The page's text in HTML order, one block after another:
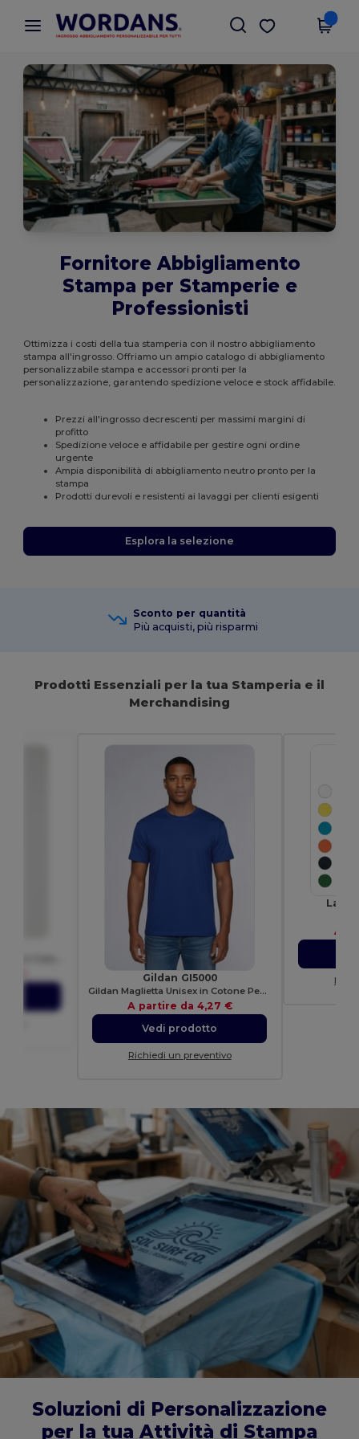
× App Wordans
Prezzi migliori sull'app!
Scarica app
Fornitore Abbigliamento
Stampa per Stamperie e
Professionisti
Ottimizza i costi della tua stamperia con il nostro abbigliamento
stampa all'ingrosso. Offriamo un ampio catalogo di abbigliamento
personalizzabile stampa e accessori pronti per la
personalizzazione, garantendo spedizione veloce e stock affidabile.
Prezzi all'ingrosso decrescenti per massimi margini di
profitto
Spedizione veloce e affidabile per gestire ogni ordine
urgente
Ampia disponibilità di abbigliamento neutro pronto per la
stampa
Prodotti durevoli e resistenti ai lavaggi per clienti esigenti
Esplora la selezione
Sconto per quantità
Più acquisti, più risparmi
Prodotti Essenziali per la tua Stamperia e il
Merchandising
Gildan GI5000
Gildan Maglietta Unisex in Cotone Pesante
A partire da 4,27 €
Vedi prodotto
Richiedi un preventivo
A
Soluzioni di Personalizzazione
per la tua Attività di Stampa